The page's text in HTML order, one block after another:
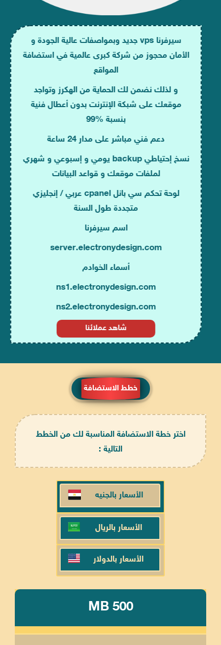
سيرفرنا vps جديد وبمواصفات عالية الجودة و
الأمان محجوز من شركة كبرى عالمية في استضافة
المواقع
و لذلك نضمن لك الحماية من الهكرز وتواجد
موقعك على شبكة الإنترنت بدون أعطال فنية
بنسبة %99
دعم فني مباشر على مدار 24 ساعة
نسخ إحتياطي backup يومي و إسبوعي و شهري
لملفات موقعك و قواعد البيانات
لوحة تحكم سي بانل cpanel عربي / إنجليزي
متجددة طول السنة
اسم سيرفرنا
server.electronydesign.com
أسماء الخوادم
ns1.electronydesign.com
ns2.electronydesign.com
شاهد عملائنا
خطط الاستضافة
اختر خطة الاستضافة المناسبة لك من الخطط
التالية :
الأسعار بالجنيه
الأسعار بالريال
الأسعار بالدولار
MB 500